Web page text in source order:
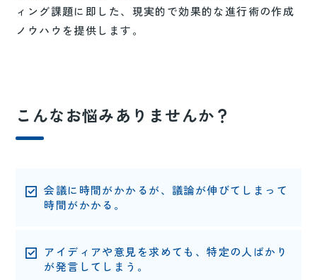
ィング課題に即した、現実的で効果的な進行術の作成
ノウハウを提供します。
こんなお悩みありませんか？
会議に時間がかかるが、議論が伸びてしまって
時間がかかる。
アイディアや意見を求めても、特定の人ばかり
が発言してしまう。